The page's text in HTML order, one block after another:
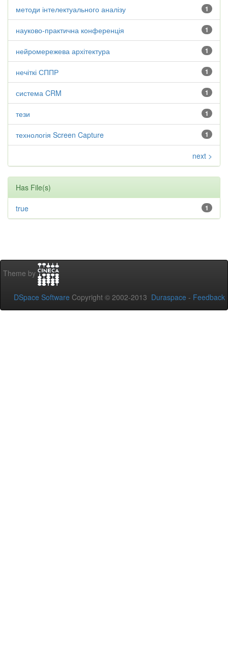
1
методи інтелектуального аналізу
1
науково-практична конференція
1
нейромережева архітектура
1
нечіткі СППР
1
система CRM
1
тези
1
технологія Screen Capture
next >
Has File(s)
1
true
Theme by
DSpace Software Copyright © 2002-2013 Duraspace - Feedback